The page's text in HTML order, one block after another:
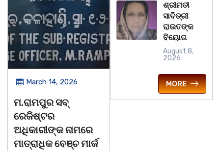
March 14, 2026
ସବ୍
ନାମରେ
ବେଞ୍ଚ ମାର୍କ
March 14, 2026
ଚିତାବାଘ ର ନଖ ଜବତ
ଶ୍ରୀମତୀ
ସାବିତ୍ରୀ
ରାଉତଙ୍କ
ବିୟୋଗ
August 8,
2026
MORE